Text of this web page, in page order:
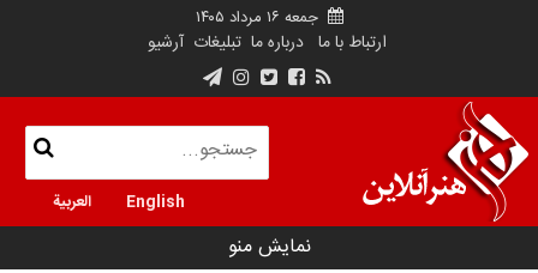
جمعه ۱۶ مرداد ۱۴۰۵
ارتباط با ما درباره ما تبلیغات آرشیو
English العربية
نمایش منو